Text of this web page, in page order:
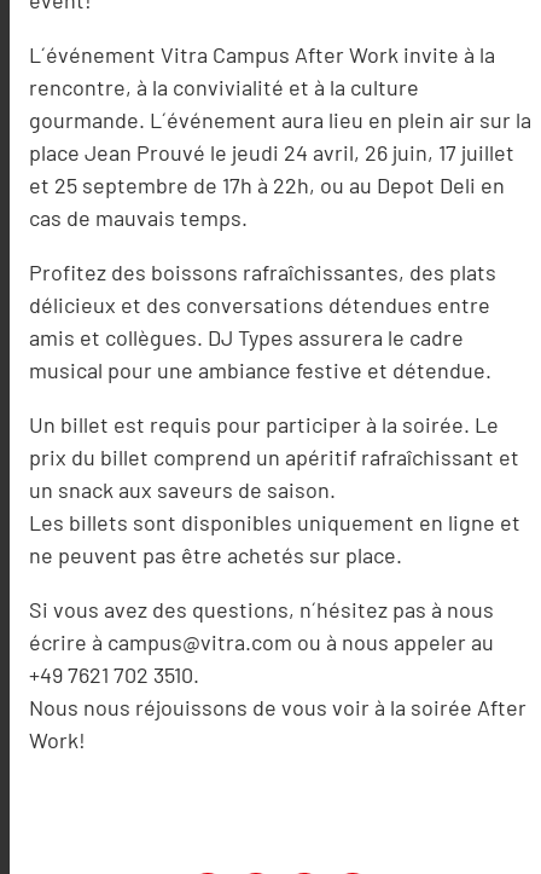
L´événement Vitra Campus After Work invite à la
rencontre, à la convivialité et à la culture
gourmande. L´événement aura lieu en plein air sur la
place Jean Prouvé le jeudi 24 avril, 26 juin, 17 juillet
et 25 septembre de 17h à 22h, ou au Depot Deli en
cas de mauvais temps.
Profitez des boissons rafraîchissantes, des plats
délicieux et des conversations détendues entre
amis et collègues. DJ Types assurera le cadre
musical pour une ambiance festive et détendue.
Un billet est requis pour participer à la soirée. Le
prix du billet comprend un apéritif rafraîchissant et
un snack aux saveurs de saison.
Les billets sont disponibles uniquement en ligne et
ne peuvent pas être achetés sur place.
Si vous avez des questions, n´hésitez pas à nous
écrire à campus@vitra.com ou à nous appeler au
+49 7621 702 3510.
Nous nous réjouissons de vous voir à la soirée After
Work!